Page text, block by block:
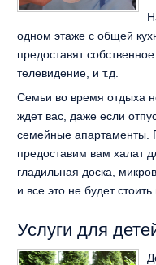
одном этаже с общей
предоставят
телевидение, и т.д.
Семьи во время отдыха
ждет вас, даже если
семейные апартаменты.
предоставим вам халат
гладильная доска,
и все это не будет
Услуги для